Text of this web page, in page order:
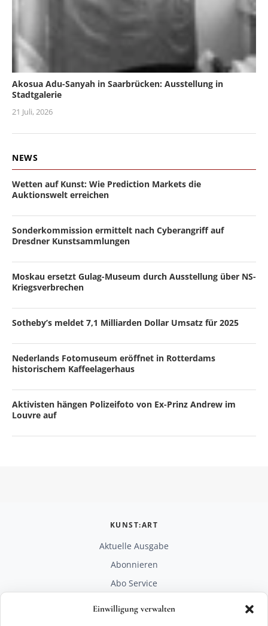
Einwilligung verwalten
Akosua Adu-Sanyah in Saarbrücken: Ausstellung in
Stadtgalerie
21 Juli, 2026
NEWS
Wetten auf Kunst: Wie Prediction Markets die
Auktionswelt erreichen
Sonderkommission ermittelt nach Cyberangriff auf
Dresdner Kunstsammlungen
Moskau ersetzt Gulag-Museum durch Ausstellung über NS-
Kriegsverbrechen
Sotheby’s meldet 7,1 Milliarden Dollar Umsatz für 2025
Nederlands Fotomuseum eröffnet in Rotterdams
historischem Kaffeelagerhaus
Aktivisten hängen Polizeifoto von Ex-Prinz Andrew im
Louvre auf
KUNST:ART
Aktuelle Ausgabe
Abonnieren
Abo Service